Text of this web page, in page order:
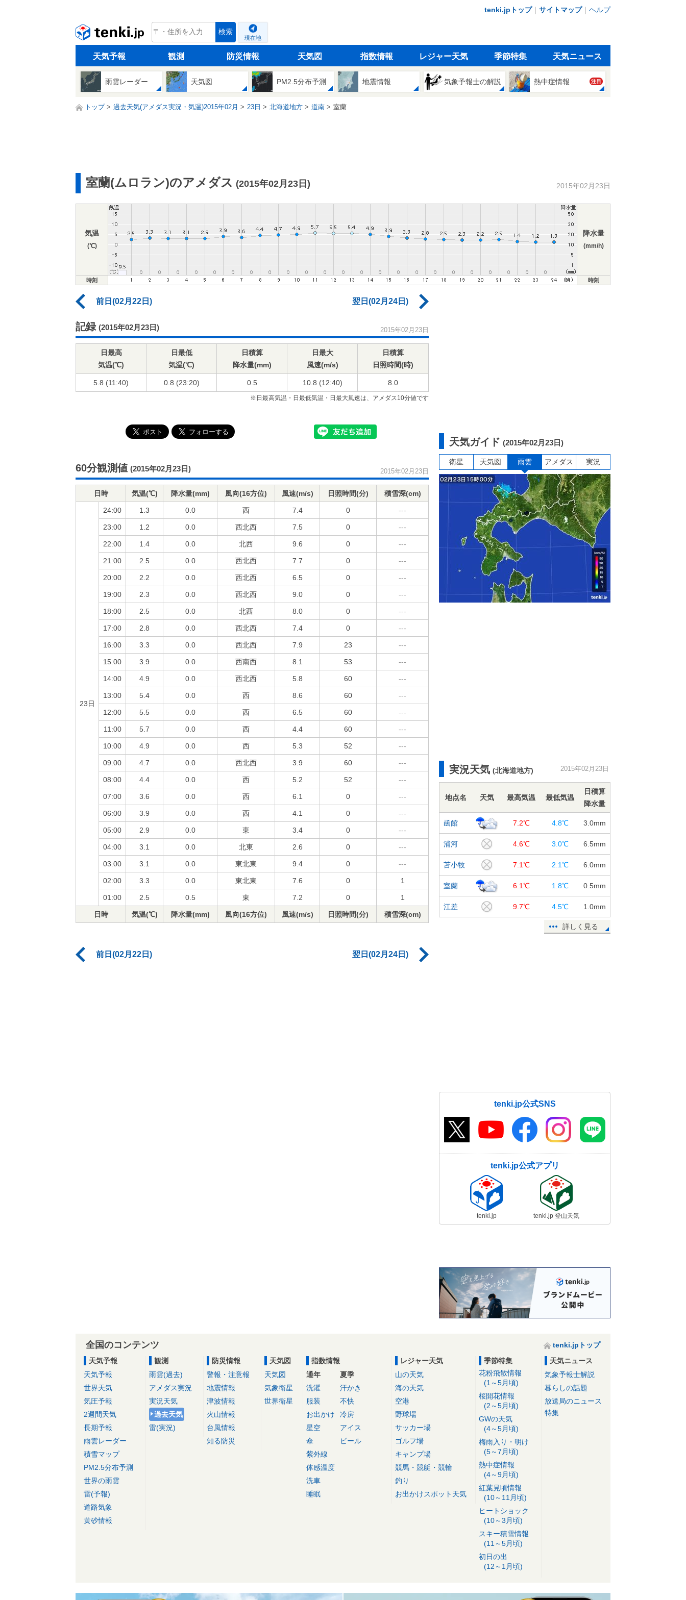
tenki.jpトップ｜ サイトマップ｜ ヘルプ
tenki.jp 検索
現在地
天気予報 観測 防災情報 天気図 指数情報 レジャー天気 季節特集 天気ニュース
雨雲レーダー 天気図 PM2.5分布予測 地震情報 気象予報士の解説 熱中症情報 注目
トップ 過去天気(アメダス実況・気温)2015年02月 23日 北海道地方 道南 室蘭
室蘭(ムロラン)のアメダス (2015年02月23日) 2015年02月23日
気温
(℃)
降水量
(mm/h)
時刻 時刻
前日(02月22日) 翌日(02月24日)
記録 (2015年02月23日) 2015年02月23日
日最高
気温(℃)
日最低
気温(℃)
日積算
降水量(mm)
日最大
風速(m/s)
日積算
日照時間(時)
5.8 (11:40) 0.8 (23:20) 0.5 10.8 (12:40) 8.0
※日最高気温・日最低気温・日最大風速は、アメダス10分値です
60分観測値 (2015年02月23日) 2015年02月23日
日時 気温(℃) 降水量(mm) 風向(16方位) 風速(m/s) 日照時間(分) 積雪深(cm)
23日
24:00 1.3 0.0 西 7.4 0 ---
23:00 1.2 0.0 西北西 7.5 0 ---
22:00 1.4 0.0 北西 9.6 0 ---
21:00 2.5 0.0 西北西 7.7 0 ---
20:00 2.2 0.0 西北西 6.5 0 ---
19:00 2.3 0.0 西北西 9.0 0 ---
18:00 2.5 0.0 北西 8.0 0 ---
17:00 2.8 0.0 西北西 7.4 0 ---
16:00 3.3 0.0 西北西 7.9 23 ---
15:00 3.9 0.0 西南西 8.1 53 ---
14:00 4.9 0.0 西北西 5.8 60 ---
13:00 5.4 0.0 西 8.6 60 ---
12:00 5.5 0.0 西 6.5 60 ---
11:00 5.7 0.0 西 4.4 60 ---
10:00 4.9 0.0 西 5.3 52 ---
09:00 4.7 0.0 西北西 3.9 60 ---
08:00 4.4 0.0 西 5.2 52 ---
07:00 3.6 0.0 西 6.1 0 ---
06:00 3.9 0.0 西 4.1 0 ---
05:00 2.9 0.0 東 3.4 0 ---
04:00 3.1 0.0 北東 2.6 0 ---
03:00 3.1 0.0 東北東 9.4 0 ---
02:00 3.3 0.0 東北東 7.6 0 1
01:00 2.5 0.5 東 7.2 0 1
日時 気温(℃) 降水量(mm) 風向(16方位) 風速(m/s) 日照時間(分) 積雪深(cm)
前日(02月22日) 翌日(02月24日)
天気ガイド (2015年02月23日)
衛星 天気図 雨雲 アメダス 実況
実況天気 (北海道地方) 2015年02月23日
地点名 天気 最高気温 最低気温
日積算
降水量
函館 7.2℃ 4.8℃ 3.0mm
浦河 4.6℃ 3.0℃ 6.5mm
苫小牧 7.1℃ 2.1℃ 6.0mm
室蘭 6.1℃ 1.8℃ 0.5mm
江差 9.7℃ 4.5℃ 1.0mm
詳しく見る
tenki.jp公式SNS
tenki.jp公式アプリ
tenki.jp tenki.jp 登山天気
全国のコンテンツ
tenki.jpトップ
天気予報
天気予報
世界天気
気圧予報
2週間天気
長期予報
雨雲レーダー
積雪マップ
PM2.5分布予測
世界の雨雲
雷(予報)
道路気象
黄砂情報
観測
雨雲(過去)
アメダス実況
実況天気
過去天気
雷(実況)
防災情報
警報・注意報
地震情報
津波情報
火山情報
台風情報
知る防災
天気図
天気図
気象衛星
世界衛星
指数情報
通年
洗濯
服装
お出かけ
星空
傘
紫外線
体感温度
洗車
睡眠
夏季
汗かき
不快
冷房
アイス
ビール
レジャー天気
山の天気
海の天気
空港
野球場
サッカー場
ゴルフ場
キャンプ場
競馬・競艇・競輪
釣り
お出かけスポット天気
季節特集
花粉飛散情報
(1～5月頃)
桜開花情報
(2～5月頃)
GWの天気
(4～5月頃)
梅雨入り・明け
(5～7月頃)
熱中症情報
(4～9月頃)
紅葉見頃情報
(10～11月頃)
ヒートショック
(10～3月頃)
スキー積雪情報
(11～5月頃)
初日の出
(12～1月頃)
天気ニュース
気象予報士解説
暮らしの話題
放送局のニュース
特集